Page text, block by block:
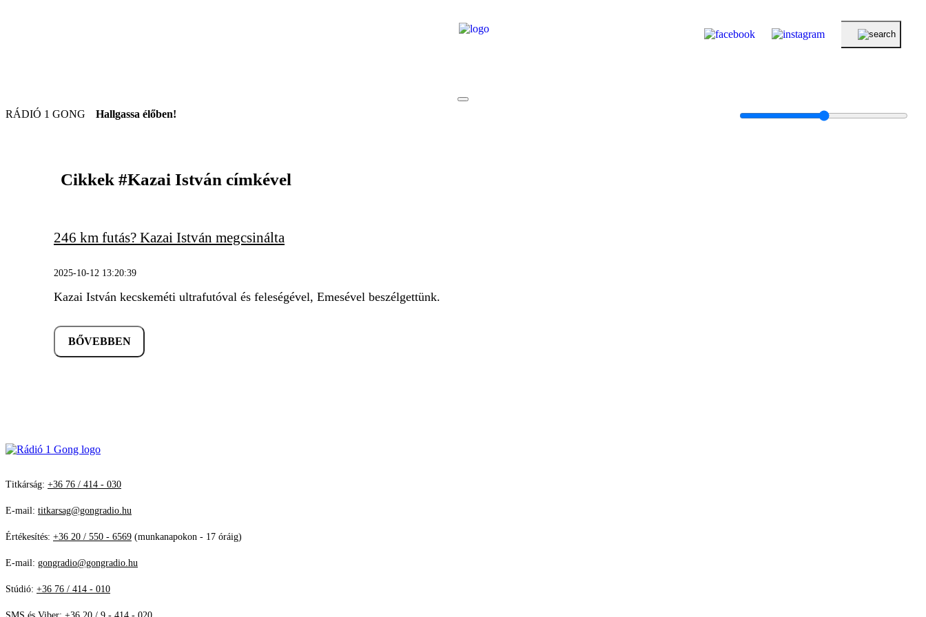
RÁDIÓ 1 GONG Hallgassa élőben!
Cikkek #Kazai István címkével
246 km futás? Kazai István megcsinálta
2025-10-12 13:20:39
Kazai István kecskeméti ultrafutóval és feleségével, Emesével beszélgettünk.
BŐVEBBEN
Titkárság: +36 76 / 414 - 030
E-mail: titkarsag@gongradio.hu
Értékesítés: +36 20 / 550 - 6569 (munkanapokon - 17 óráig)
E-mail: gongradio@gongradio.hu
Stúdió: +36 76 / 414 - 010